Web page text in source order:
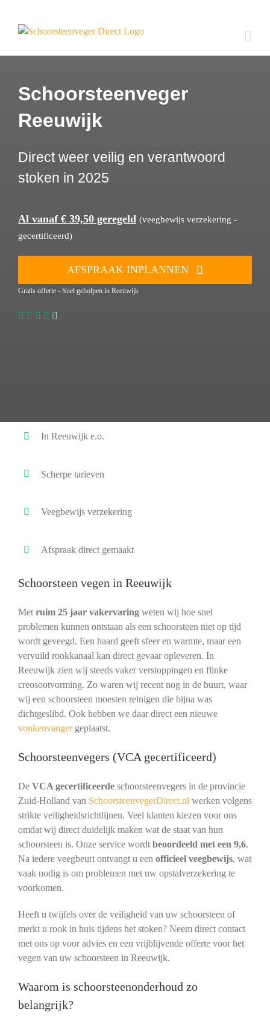
inhoud
Schoorsteenveger
Reeuwijk
Direct weer veilig en verantwoord
stoken in 2025
Al vanaf € 39,50 geregeld (veegbewijs verzekering -
gecertificeerd)
AFSPRAAK INPLANNEN
Gratis offerte - Snel geholpen in Reeuwijk
In Reeuwijk e.o.
Scherpe tarieven
Veegbewijs verzekering
Afspraak direct gemaakt
Schoorsteen vegen in Reeuwijk
Met ruim 25 jaar vakervaringweten wij hoe snel
problemen kunnen ontstaan als een schoorsteen niet op tijd
wordt geveegd. Een haard geeft sfeer en warmte, maar een
vervuild rookkanaal kan direct gevaar opleveren. In
Reeuwijk zien wij steeds vaker verstoppingen en flinke
creosootvorming. Zo waren wij recent nog in de buurt, waar
wij een schoorsteen moesten reinigen die bijna was
dichtgeslibd. Ook hebben we daar direct een nieuwe
vonkenvangergeplaatst.
Schoorsteenvegers (VCA gecertificeerd)
De VCA gecertificeerdeschoorsteenvegers in de provincie
Zuid-Holland van SchoorsteenvegerDirect.nl werken volgens
strikte veiligheidsrichtlijnen. Veel klanten kiezen voor ons
omdat wij direct duidelijk maken wat de staat van hun
schoorsteen is. Onze service wordt beoordeeld met een 9,6.
Na iedere veegbeurt ontvangt u een officieel veegbewijs, wat
vaak nodig is om problemen met uw opstalverzekering te
voorkomen.
Heeft u twijfels over de veiligheid van uw schoorsteen of
merkt u rook in huis tijdens het stoken? Neem direct contact
met ons op voor advies en een vrijblijvende offerte voor het
vegen van uw schoorsteen in Reeuwijk.
Waarom is schoorsteenonderhoud zo
belangrijk?